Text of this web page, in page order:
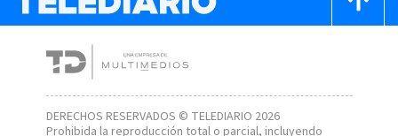
DERECHOS RESERVADOS © TELEDIARIO 2026
Prohibida la reproducción total o parcial, incluyendo